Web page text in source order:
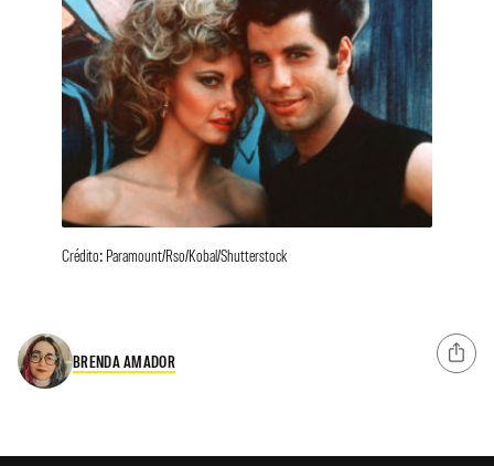
Crédito: Paramount/Rso/Kobal/Shutterstock
BRENDA AMADOR